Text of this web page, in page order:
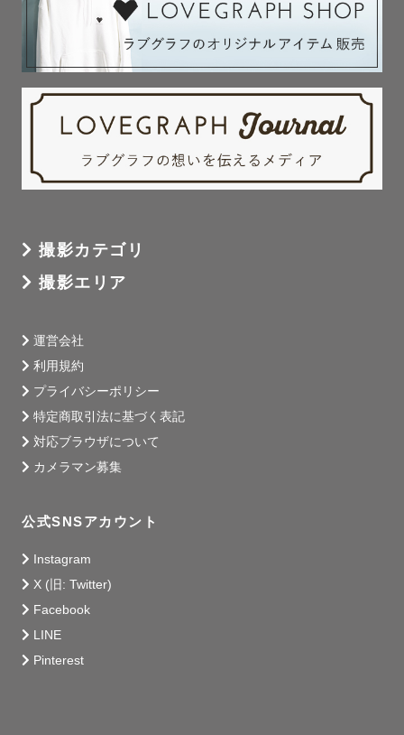
撮影カテゴリ
撮影エリア
運営会社
利用規約
プライバシーポリシー
特定商取引法に基づく表記
対応ブラウザについて
カメラマン募集
公式SNSアカウント
Instagram
X (旧: Twitter)
Facebook
LINE
Pinterest